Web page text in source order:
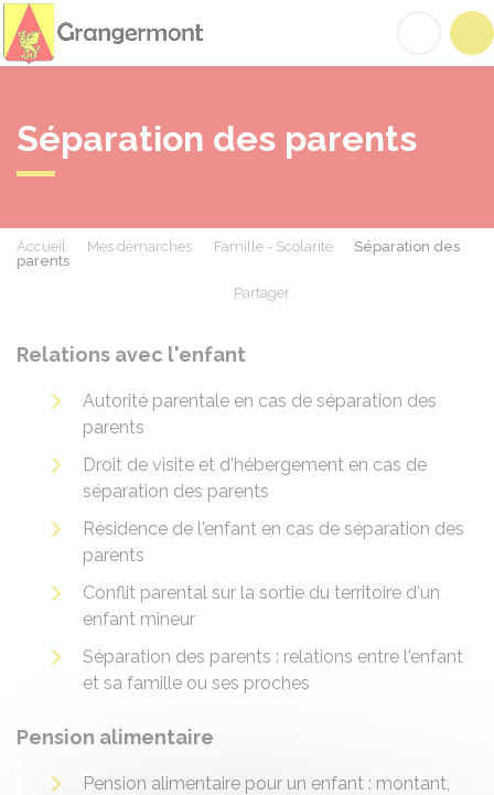
Séparation des parents
Accueil Mes démarches Famille - Scolarité
Séparation des
parents
Partager
Relations avec l'enfant
Autorité parentale en cas de séparation des
parents
Droit de visite et d'hébergement en cas de
séparation des parents
Résidence de l'enfant en cas de séparation des
parents
Conflit parental sur la sortie du territoire d'un
enfant mineur
Séparation des parents : relations entre l'enfant
et sa famille ou ses proches
Pension alimentaire
Pension alimentaire pour un enfant : montant,